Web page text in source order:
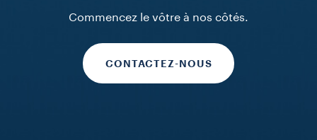
Commencez le vôtre à nos côtés.
CONTACTEZ-NOUS